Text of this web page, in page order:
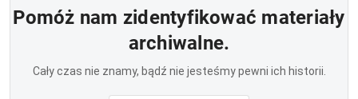
Pomóż nam zidentyfikować materiały
archiwalne.
Cały czas nie znamy, bądź nie jesteśmy pewni ich historii.